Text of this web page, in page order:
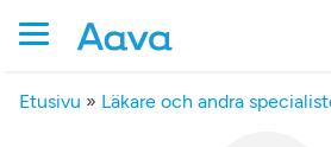
Etusivu » Läkare och andra